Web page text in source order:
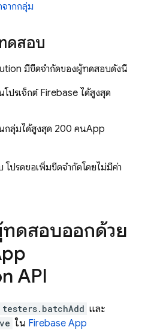
ากกลุ่ม
ดสอบ
มีขีดจำกัดของผู้ทดสอบดังนี้
ปรเจ็กต์ Firebase ได้สูงสุด
กลุ่มได้สูงสุด 200 คนApp
ปรดขอเพิ่มขีดจำกัดโดยไม่มีค่า
ทดสอบออกด้วย
API
testers.batchAdd และ
ใน Firebase App